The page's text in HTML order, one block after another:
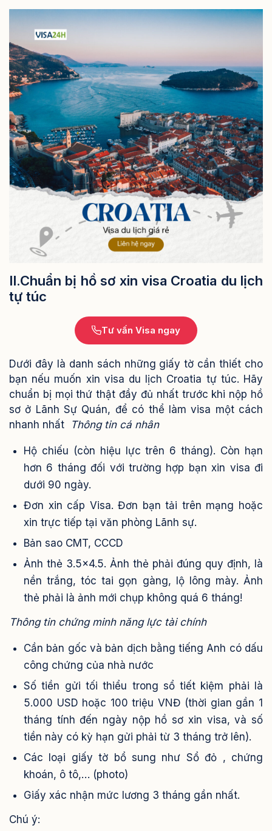
II.Chuẩn bị hồ sơ xin visa Croatia du lịch
tự túc
Tư vấn Visa ngay
Dưới đây là danh sách những giấy tờ cần thiết cho
bạn nếu muốn xin visa du lịch Croatia tự túc. Hãy
chuẩn bị mọi thứ thật đầy đủ nhất trước khi nộp hồ
sơ ở Lãnh Sự Quán, để có thể làm visa một cách
nhanh nhất
Thông tin cá nhân
Hộ chiếu (còn hiệu lực trên 6 tháng). Còn hạn
hơn 6 tháng đối với trường hợp bạn xin visa đi
dưới 90 ngày.
Đơn xin cấp Visa. Đơn bạn tải trên mạng hoặc
xin trực tiếp tại văn phòng Lãnh sự.
Bản sao CMT, CCCD
Ảnh thẻ 3.5×4.5. Ảnh thẻ phải đúng quy định, là
nền trắng, tóc tai gọn gàng, lộ lông mày. Ảnh
thẻ phải là ảnh mới chụp không quá 6 tháng!
Thông tin chứng minh năng lực tài chính
Cần bản gốc và bản dịch bằng tiếng Anh có dấu
công chứng của nhà nước
Số tiền gửi tối thiểu trong sổ tiết kiệm phải là
5.000 USD hoặc 100 triệu VNĐ (thời gian gần 1
tháng tính đến ngày nộp hồ sơ xin visa, và số
tiền này có kỳ hạn gửi phải từ 3 tháng trở lên).
Các loại giấy tờ bổ sung như Sổ đỏ , chứng
khoán, ô tô,… (photo)
Giấy xác nhận mức lương 3 tháng gần nhất.
Chú ý: